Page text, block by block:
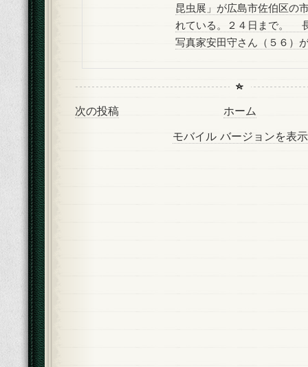
昆虫展」が広島市佐伯区の
れている。２４日まで。
写真家安田守さん（５６）
次の投稿
ホーム
モバイル バージョンを表示